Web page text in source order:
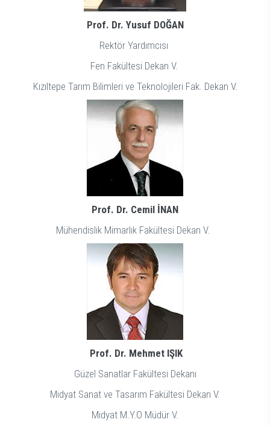
Prof. Dr. Yusuf DOĞAN
Rektör Yardımcısı
Fen Fakültesi Dekan V.
Kızıltepe Tarım Bilimleri ve Teknolojileri Fak. Dekan V.
Prof. Dr. Cemil İNAN
Mühendislik Mimarlık Fakültesi Dekan V.
Prof. Dr. Mehmet IŞIK
Güzel Sanatlar Fakültesi Dekanı
Midyat Sanat ve Tasarım Fakültesi Dekan V.
Midyat M.Y.O Müdür V.